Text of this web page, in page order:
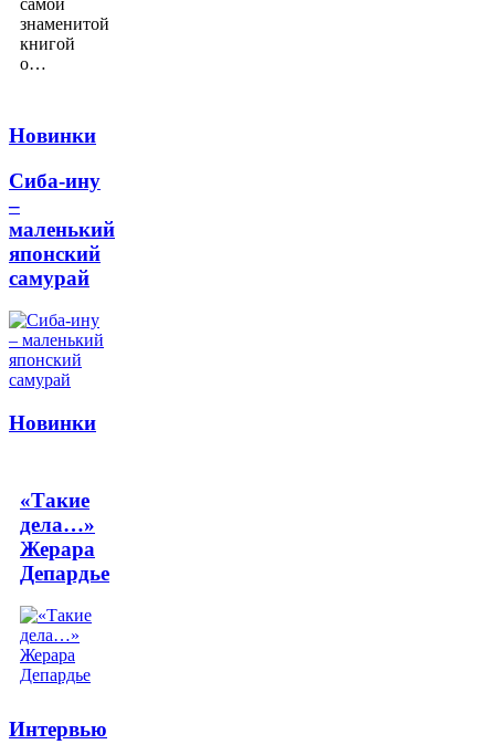
самой
знаменитой
книгой
о…
Новинки
Сиба-ину
–
маленький
японский
самурай
Новинки
«Такие
дела…»
Жерара
Депардье
Интервью